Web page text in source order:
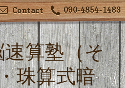
090-4854-1483
Contact
算塾（そ
珠算式暗